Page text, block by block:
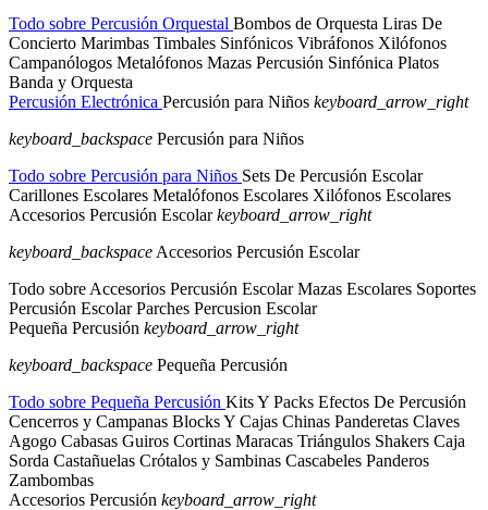
Todo sobre Percusión Orquestal Bombos de Orquesta Liras De
Concierto Marimbas Timbales Sinfónicos Vibráfonos Xilófonos
Campanólogos Metalófonos Mazas Percusión Sinfónica Platos
Banda y Orquesta
Percusión Electrónica Percusión para Niños keyboard_arrow_right
keyboard_backspace Percusión para Niños
Todo sobre Percusión para Niños Sets De Percusión Escolar
Carillones Escolares Metalófonos Escolares Xilófonos Escolares
Accesorios Percusión Escolarkeyboard_arrow_right
keyboard_backspace Accesorios Percusión Escolar
Todo sobre Accesorios Percusión EscolarMazas Escolares Soportes
Percusión EscolarParches Percusion Escolar
Pequeña Percusión keyboard_arrow_right
keyboard_backspace Pequeña Percusión
Todo sobre Pequeña Percusión Kits Y Packs Efectos De Percusión
Cencerros y Campanas Blocks Y Cajas Chinas Panderetas Claves
Agogo Cabasas Guiros Cortinas Maracas Triángulos Shakers Caja
Sorda Castañuelas Crótalos y Sambinas Cascabeles Panderos
Zambombas
Accesorios Percusión keyboard_arrow_right